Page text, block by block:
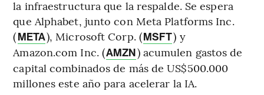
la infraestructura que la respalde. Se espera
que Alphabet, junto con Meta Platforms Inc.
(META), Microsoft Corp. (MSFT) y
Amazon.com Inc. (AMZN) acumulen gastos de
capital combinados de más de US$500.000
millones este año para acelerar la IA.